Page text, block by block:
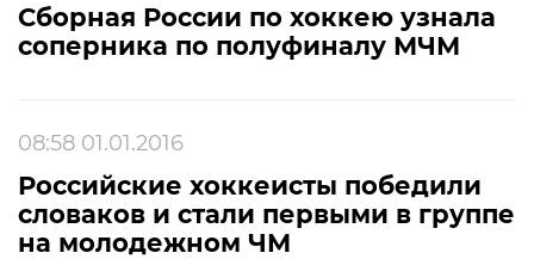
Сборная России по хоккею узнала
соперника по полуфиналу МЧМ
08:58 01.01.2016
Российские хоккеисты победили
словаков и стали первыми в группе
на молодежном ЧМ